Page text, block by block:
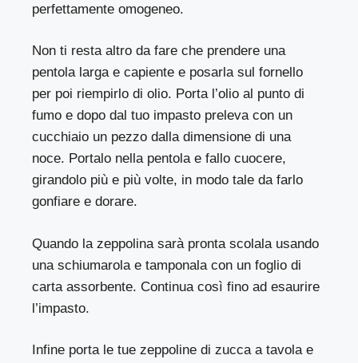
perfettamente omogeneo.
Non ti resta altro da fare che prendere una
pentola larga e capiente e posarla sul fornello
per poi riempirlo di olio. Porta l’olio al punto di
fumo e dopo dal tuo impasto preleva con un
cucchiaio un pezzo dalla dimensione di una
noce. Portalo nella pentola e fallo cuocere,
girandolo più e più volte, in modo tale da farlo
gonfiare e dorare.
Quando la zeppolina sarà pronta scolala usando
una schiumarola e tamponala con un foglio di
carta assorbente. Continua così fino ad esaurire
l’impasto.
Infine porta le tue zeppoline di zucca a tavola e